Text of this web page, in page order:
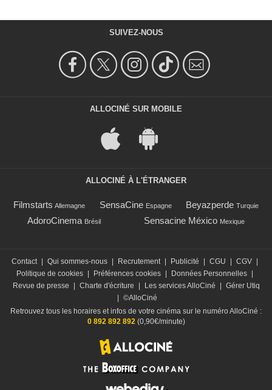
SUIVEZ-NOUS
ALLOCINÉ SUR MOBILE
ALLOCINÉ À L'ÉTRANGER
Filmstarts Allemagne SensaCine Espagne Beyazperde Turquie
AdoroCinema Brésil Sensacine México Mexique
Contact Qui sommes-nous Recrutement Publicité CGU CGV
Politique de cookies
Préférences cookies Données Personnelles
Revue de presse
Charte d'écriture Les services AlloCiné
Gérer Utiq
©AlloCiné
Retrouvez tous les horaires et infos de votre cinéma sur le numéro AlloCiné :
0 892 892 892(0,90€/minute)